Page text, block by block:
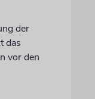
der
das
vor den